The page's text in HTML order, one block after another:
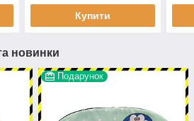
Купити
новинки
Подарунок